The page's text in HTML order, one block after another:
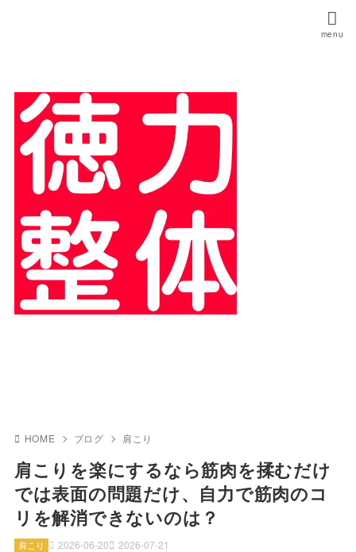
HOME ブログ 肩こり
肩こりを楽にするなら筋肉を揉むだけ
では表面の問題だけ、自力で筋肉のコ
リを解消できないのは？
2026-06-20 2026-07-21
肩こり